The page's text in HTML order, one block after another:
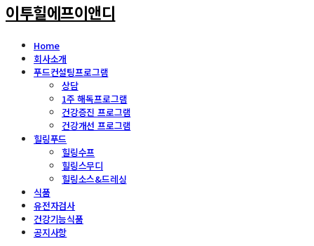
이투힐에프이앤디
Home
회사소개
푸드컨설팅프로그램
상담
1주 해독프로그램
건강증진 프로그램
건강개선 프로그램
힐링푸드
힐링수프
힐링스무디
힐링소스&드레싱
식품
유전자검사
건강기능식품
공지사항